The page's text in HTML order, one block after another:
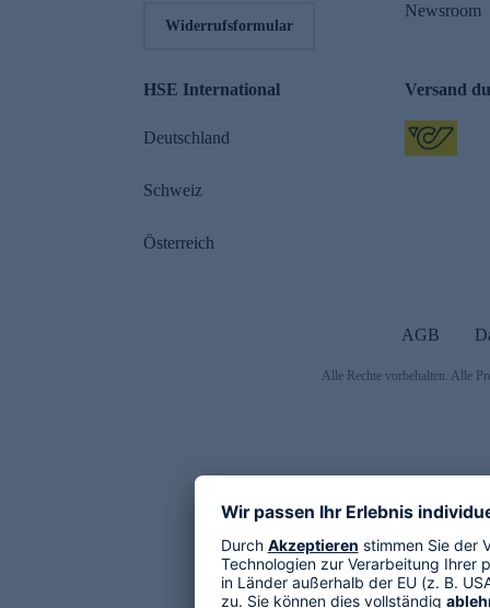
Widerrufsformular
Newsroom
HSE International
Deutschland
Schweiz
Österreich
Versand
AGB
Alle Rechte vorbehalten. Alle